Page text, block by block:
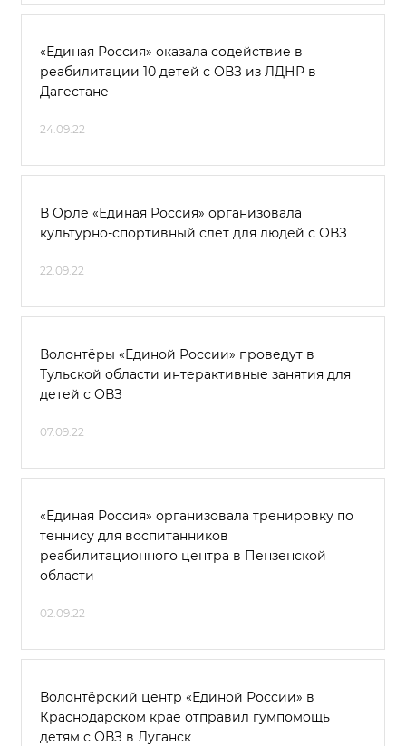
«Единая Россия» оказала содействие в
реабилитации 10 детей с ОВЗ из ЛДНР в
Дагестане
24.09.22
В Орле «Единая Россия» организовала
культурно-спортивный слёт для людей с ОВЗ
22.09.22
Волонтёры «Единой России» проведут в
Тульской области интерактивные занятия для
детей с ОВЗ
07.09.22
«Единая Россия» организовала тренировку по
теннису для воспитанников
реабилитационного центра в Пензенской
области
02.09.22
Волонтёрский центр «Единой России» в
Краснодарском крае отправил гумпомощь
детям с ОВЗ в Луганск